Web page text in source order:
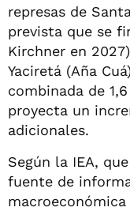
represas de
prevista que se
Kirchner en
Yaciretá (Aña
combinada de
proyecta un
adicionales.
Según la IEA,
fuente de